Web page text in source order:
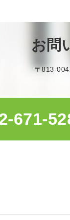
お問
〒813-
671-